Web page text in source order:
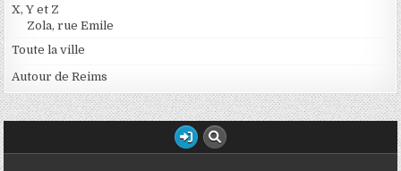
X, Y et Z
Zola, rue Emile
Toute la ville
Autour de Reims